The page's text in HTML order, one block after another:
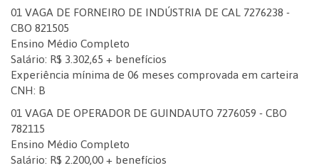
01 VAGA DE FORNEIRO DE INDÚSTRIA DE CAL 7276238 -
CBO 821505
Ensino Médio Completo
Salário: R$ 3.302,65 + benefícios
Experiência mínima de 06 meses comprovada em carteira
CNH: B
01 VAGA DE OPERADOR DE GUINDAUTO 7276059 - CBO
782115
Ensino Médio Completo
Salário: R$ 2.200,00 + benefícios